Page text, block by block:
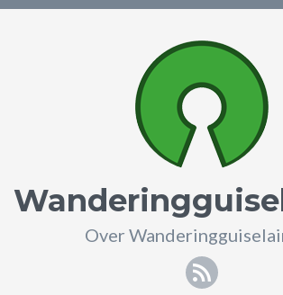
Over
RSS